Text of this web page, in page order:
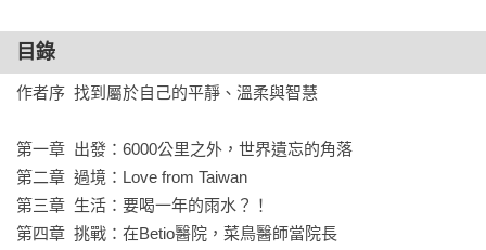
馬偕紀念醫院總院長 張文瀚醫師
秀傳醫療體系總院長 黃士維醫師
前台灣駐史瓦帝尼王國醫療團副團長暨教學團團長 廖學聰醫師
聯合推薦
目錄
作者序  找到屬於自己的平靜、溫柔與智慧
第一章  出發：6000公里之外，世界遺忘的角落
第二章  過境：Love from Taiwan
第三章  生活：要喝一年的雨水？！
第四章  挑戰：在Betio醫院，菜鳥醫師當院長